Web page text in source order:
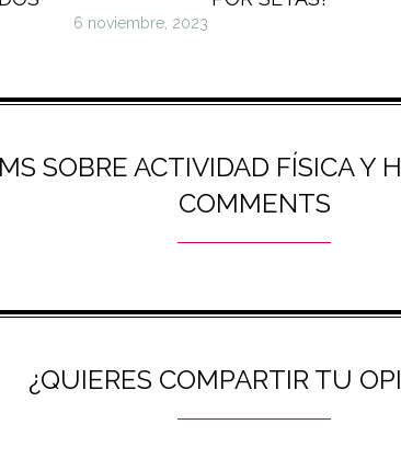
6 noviembre, 2023
SOBRE ACTIVIDAD FÍSICA Y
COMMENTS
¿QUIERES COMPARTIR TU